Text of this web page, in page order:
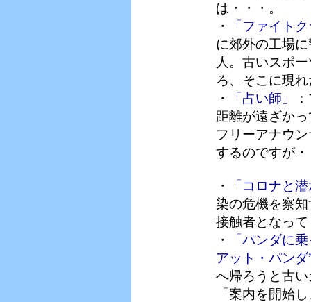
は・・・。
・
「ファイト
に郊外の工場
人。古いスポ
ろ、そこに現
・
「占い師」
距離が遠ざか
フリーアナウ
するのですが
・
「コロナと
染の危機を察
接触者となっ
・
「パンダに
アット・パンダ
へ帰ろうと古
「案内を開始